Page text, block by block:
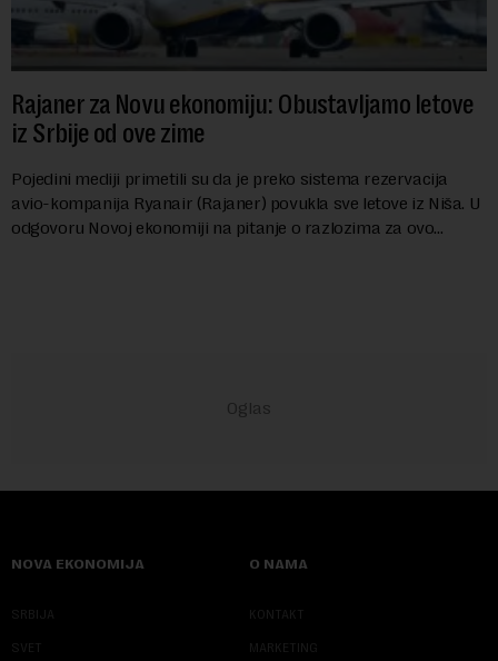
Rajaner za Novu ekonomiju: Obustavljamo letove
iz Srbije od ove zime
Pojedini mediji primetili su da je preko sistema rezervacija
avio-kompanija Ryanair (Rajaner) povukla sve letove iz Niša. U
odgovoru Novoj ekonomiji na pitanje o razlozima za ovo
NOVA EKONOMIJA
SRBIJA
SVET
O NAMA
KONTAKT
MARKETING